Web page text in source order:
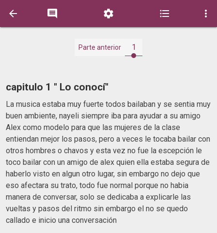
    
Parte anterior 1
capitulo 1 " Lo conocí"
La musica estaba muy fuerte todos bailaban y se sentia muy
buen ambiente, nayeli siempre iba para ayudar a su amigo
Alex como modelo para que las mujeres de la clase
entiendan mejor los pasos, pero a veces le tocaba bailar con
otros hombres o chavos y esta vez no fue la escepción le
toco bailar con un amigo de alex quien ella estaba segura de
haberlo visto en algun otro lugar, sin embargo no dejo que
eso afectara su trato, todo fue normal porque no habia
manera de conversar, solo se dedicaba a explicarle las
vueltas y pasos del ritmo sin embargo el no se quedo
callado e inicio una conversación